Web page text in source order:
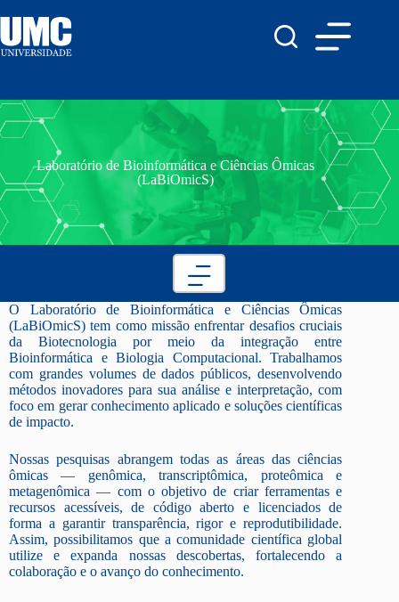
Laboratório de Bioinformática e Ciências Ômicas
(LaBiOmicS)
O Laboratório de Bioinformática e Ciências Ômicas
(LaBiOmicS) tem como missão enfrentar desafios cruciais
da Biotecnologia por meio da integração entre
Bioinformática e Biologia Computacional. Trabalhamos
com grandes volumes de dados públicos, desenvolvendo
métodos inovadores para sua análise e interpretação, com
foco em gerar conhecimento aplicado e soluções científicas
de impacto.
Nossas pesquisas abrangem todas as áreas das ciências
ômicas — genômica, transcriptômica, proteômica e
metagenômica — com o objetivo de criar ferramentas e
recursos acessíveis, de código aberto e licenciados de
forma a garantir transparência, rigor e reprodutibilidade.
Assim, possibilitamos que a comunidade científica global
utilize e expanda nossas descobertas, fortalecendo a
colaboração e o avanço do conhecimento.